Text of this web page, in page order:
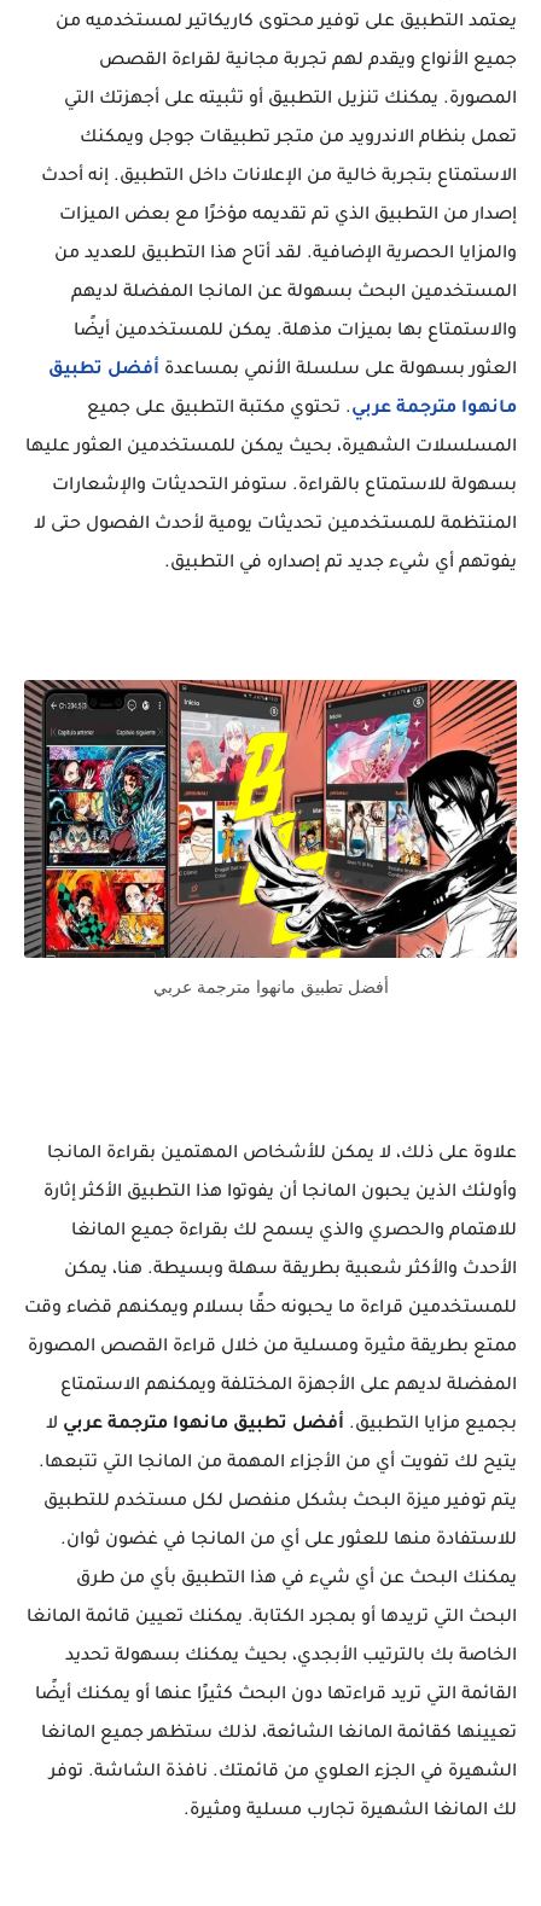
يعتمد التطبيق على توفير محتوى كاريكاتير لمستخدميه من
جميع الأنواع ويقدم لهم تجربة مجانية لقراءة القصص
المصورة. يمكنك تنزيل التطبيق أو تثبيته على أجهزتك التي
تعمل بنظام الاندرويد من متجر تطبيقات جوجل ويمكنك
الاستمتاع بتجربة خالية من الإعلانات داخل التطبيق. إنه أحدث
إصدار من التطبيق الذي تم تقديمه مؤخرًا مع بعض الميزات
والمزايا الحصرية الإضافية. لقد أتاح هذا التطبيق للعديد من
المستخدمين البحث بسهولة عن المانجا المفضلة لديهم
والاستمتاع بها بميزات مذهلة. يمكن للمستخدمين أيضًا
العثور بسهولة على سلسلة الأنمي بمساعدة أفضل تطبيق
مانهوا مترجمة عربي. تحتوي مكتبة التطبيق على جميع
المسلسلات الشهيرة، بحيث يمكن للمستخدمين العثور عليها
بسهولة للاستمتاع بالقراءة. ستوفر التحديثات والإشعارات
المنتظمة للمستخدمين تحديثات يومية لأحدث الفصول حتى لا
يفوتهم أي شيء جديد تم إصداره في التطبيق.
أفضل تطبيق مانهوا مترجمة عربي
علاوة على ذلك، لا يمكن للأشخاص المهتمين بقراءة المانجا
وأولئك الذين يحبون المانجا أن يفوتوا هذا التطبيق الأكثر إثارة
للاهتمام والحصري والذي يسمح لك بقراءة جميع المانغا
الأحدث والأكثر شعبية بطريقة سهلة وبسيطة. هنا، يمكن
للمستخدمين قراءة ما يحبونه حقًا بسلام ويمكنهم قضاء وقت
ممتع بطريقة مثيرة ومسلية من خلال قراءة القصص المصورة
المفضلة لديهم على الأجهزة المختلفة ويمكنهم الاستمتاع
بجميع مزايا التطبيق. أفضل تطبيق مانهوا مترجمة عربي لا
يتيح لك تفويت أي من الأجزاء المهمة من المانجا التي تتبعها.
يتم توفير ميزة البحث بشكل منفصل لكل مستخدم للتطبيق
للاستفادة منها للعثور على أي من المانجا في غضون ثوان.
يمكنك البحث عن أي شيء في هذا التطبيق بأي من طرق
البحث التي تريدها أو بمجرد الكتابة. يمكنك تعيين قائمة المانغا
الخاصة بك بالترتيب الأبجدي، بحيث يمكنك بسهولة تحديد
القائمة التي تريد قراءتها دون البحث كثيرًا عنها أو يمكنك أيضًا
تعيينها كقائمة المانغا الشائعة، لذلك ستظهر جميع المانغا
الشهيرة في الجزء العلوي من قائمتك. نافذة الشاشة. توفر
لك المانغا الشهيرة تجارب مسلية ومثيرة.